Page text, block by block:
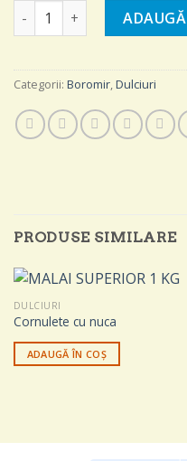
Cantitate Pufarin aroma
Categorii: Boromir,Dulciuri
PRODUSE SIMILARE
DULCIURI
Cornulete cu nuca
ADAUGĂ ÎN COȘ